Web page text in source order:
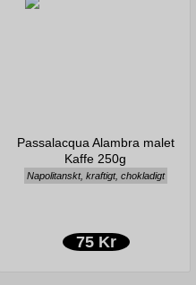
Passalacqua Alambra malet
Kaffe 250g
Napolitanskt, kraftigt, chokladigt
75 Kr